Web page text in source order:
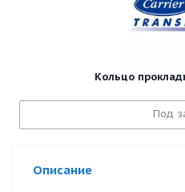
Кольцо
Под
Описание